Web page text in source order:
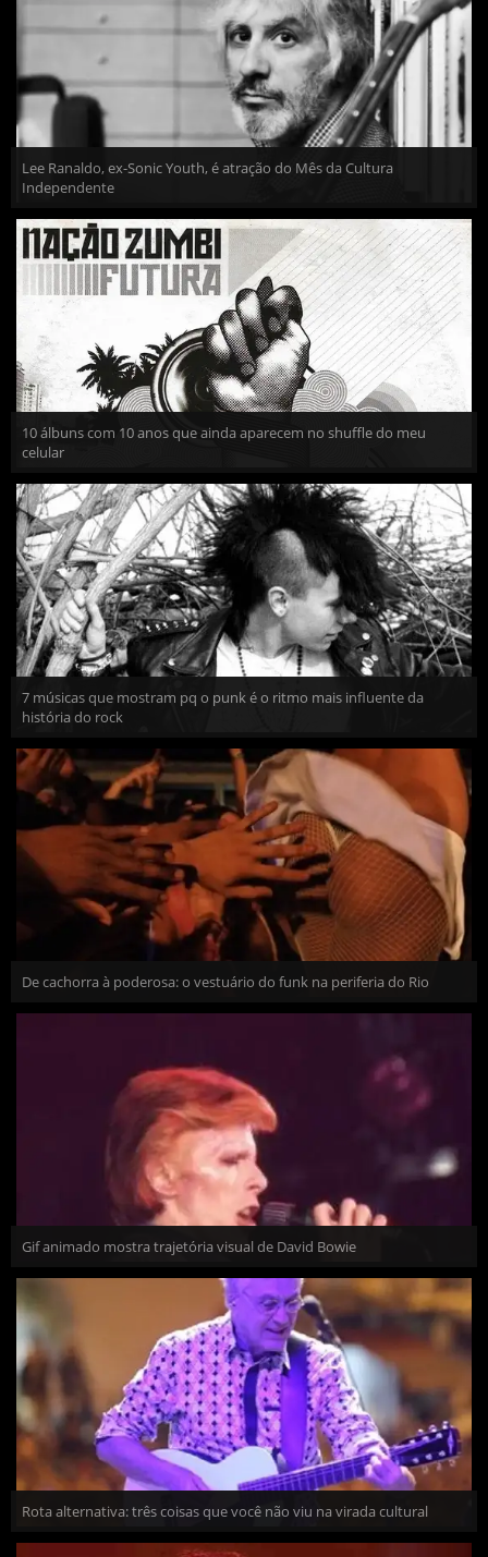
Lee Ranaldo, ex-Sonic Youth, é atração do Mês da Cultura
Independente
10 álbuns com 10 anos que ainda aparecem no shuffle do meu
celular
7 músicas que mostram pq o punk é o ritmo mais influente da
história do rock
De cachorra à poderosa: o vestuário do funk na periferia do Rio
Gif animado mostra trajetória visual de David Bowie
Rota alternativa: três coisas que você não viu na virada cultural